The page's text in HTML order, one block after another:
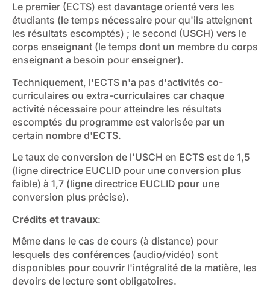
Le premier (ECTS) est davantage orienté vers les
étudiants (le temps nécessaire pour qu'ils atteignent
les résultats escomptés) ; le second (USCH) vers le
corps enseignant (le temps dont un membre du corps
enseignant a besoin pour enseigner).
Techniquement, l'ECTS n'a pas d'activités co-
curriculaires ou extra-curriculaires car chaque
activité nécessaire pour atteindre les résultats
escomptés du programme est valorisée par un
certain nombre d'ECTS.
Le taux de conversion de l'USCH en ECTS est de 1,5
(ligne directrice EUCLID pour une conversion plus
faible) à 1,7 (ligne directrice EUCLID pour une
conversion plus précise).
Crédits et travaux:
Même dans le cas de cours (à distance) pour
lesquels des conférences (audio/vidéo) sont
disponibles pour couvrir l'intégralité de la matière, les
devoirs de lecture sont obligatoires.